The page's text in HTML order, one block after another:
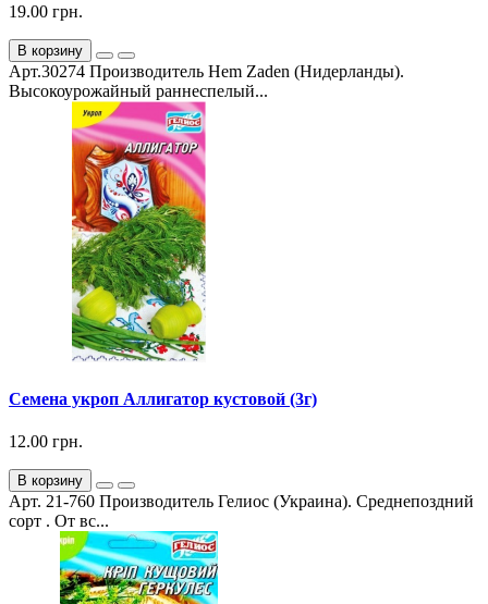
19.00 грн.
В корзину
Арт.30274 Производитель Hem Zaden (Нидерланды).
Высокоурожайный раннеспелый...
Семена укроп Аллигатор кустовой (3г)
12.00 грн.
В корзину
Арт. 21-760 Производитель Гелиос (Украина). Среднепоздний
сорт . От вс...